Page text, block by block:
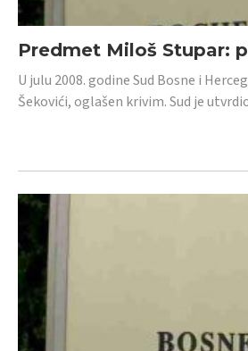
Predmet Miloš Stupar:
U julu 2008. godine Sud Bosne i
Šekovići, oglašen krivim. Sud je